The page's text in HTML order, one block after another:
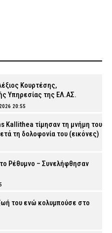
Κουρτέσης,
Υπηρεσίας της ΕΛ.ΑΣ.
20:55
Kallithea τίμησαν τη μνήμη του
τη δολοφονία του (εικόνες)
Ρέθυμνο – Συνελήφθησαν
του ενώ κολυμπούσε στο